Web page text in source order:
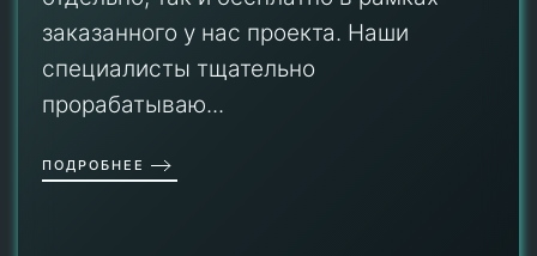
заказанного у нас проекта. Наши
специалисты тщательно
прорабатываю...
ПОДРОБНЕЕ